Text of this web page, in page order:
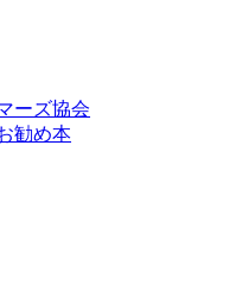
ーズ協会
勧め本